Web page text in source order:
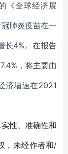
《全球经济展
肺炎疫苗在一
长4%。在报告
，将主要由
济增速在2021
性、准确性和
，未经作者和/